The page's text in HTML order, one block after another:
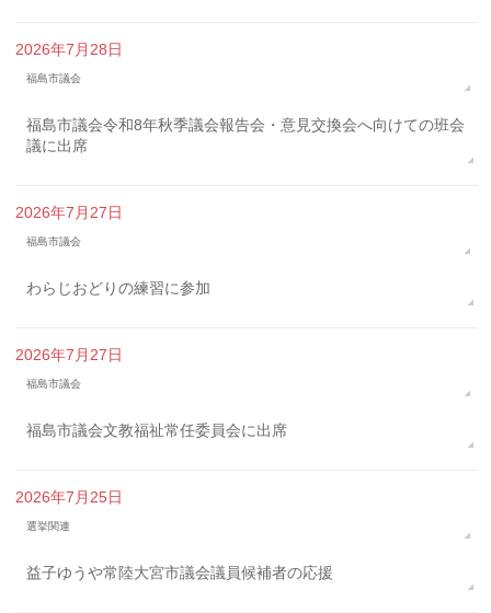
2026年7月28日
福島市議会
福島市議会令和8年秋季議会報告会・意見交換会へ向けての班会
議に出席
2026年7月27日
福島市議会
わらじおどりの練習に参加
2026年7月27日
福島市議会
福島市議会文教福祉常任委員会に出席
2026年7月25日
選挙関連
益子ゆうや常陸大宮市議会議員候補者の応援